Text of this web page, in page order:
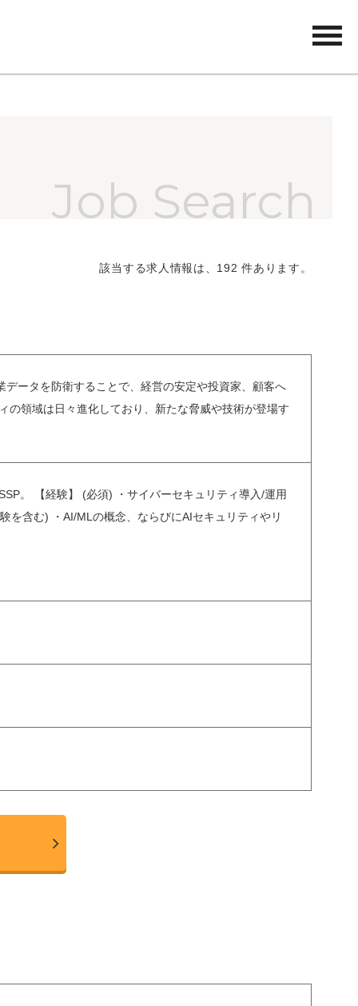
該当する求人情報は、192 件あります。
ータを防衛することで、経営の安定や投資家、顧客へ
の領域は日々進化しており、新たな脅威や技術が登場す
。 【経験】 (必須) ・サイバーセキュリティ導入/運用
を含む) ・AI/MLの概念、ならびにAIセキュリティやリ